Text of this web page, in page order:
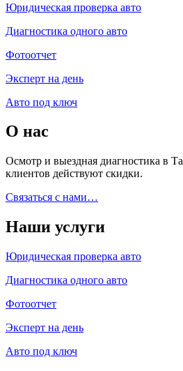
Юридическая проверка авто
Диагностика одного авто
Фотоотчет
Эксперт на день
Авто под ключ
О нас
Осмотр и выездная диагностика в
клиентов действуют скидки.
Связаться с нами…
Наши услуги
Юридическая проверка авто
Диагностика одного авто
Фотоотчет
Эксперт на день
Авто под ключ